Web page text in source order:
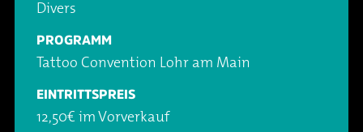
Divers
PROGRAMM
Tattoo Convention Lohr am Main
EINTRITTSPREIS
12,50€ im Vorverkauf